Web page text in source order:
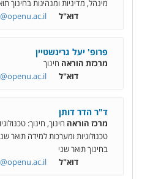
מינהל, מדיניות ומנהיגות בחינוך
דוא"ל
פרופ' יעל גרינשטיין
מרכזת הוראה חינוך
דוא"ל
ד"ר הדר דותן
מרכז הוראה חינוך, חינוך:
טכנולוגיות ומערכות למידה תואר
בחינוך תואר שני
דוא"ל